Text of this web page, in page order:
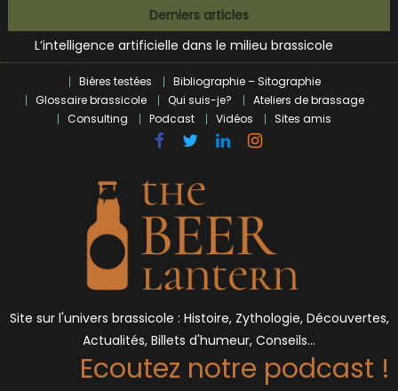
to
content
Derniers articles
BrewDog racheté par Tilray pour une bouchée de pain ?
Bières testées
Bibliographie – Sitographie
Glossaire brassicole
Qui suis-je?
Ateliers de brassage
Consulting
Podcast Vidéos Sites amis
Site sur l'univers brassicole : Histoire, Zythologie, Découvertes,
Actualités, Billets d'humeur, Conseils…
Ecoutez notre podcast !